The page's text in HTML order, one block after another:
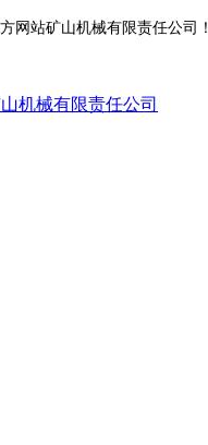
网站矿山机械有限责任公司！